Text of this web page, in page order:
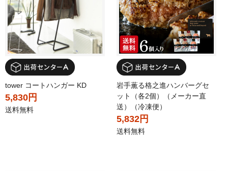
tower コートハンガー KD
5,830円
送料無料
岩手薫る格之進ハンバーグセ
ット（各2個）（メーカー直
送）（冷凍便）
5,832円
送料無料